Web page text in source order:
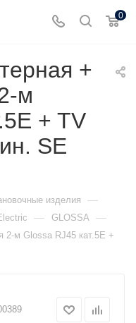
0
+
м
+ TV
SE
изделия —
— GLOSSA —
2-м Glossa RJ45 кат.5E +